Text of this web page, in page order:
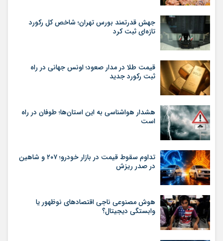
جهش قدرتمند بورس تهران؛ شاخص کل رکورد
تازه‌ای ثبت کرد
قیمت طلا در مدار صعود؛ اونس جهانی در راه
ثبت رکورد جدید
هشدار هواشناسی به این استان‌ها؛ طوفان در راه
است
تداوم سقوط قیمت در بازار خودرو؛ ۲۰۷ و شاهین
در صدر ریزش
هوش مصنوعی ناجی اقتصادهای نوظهور یا
وابستگی دیجیتال؟